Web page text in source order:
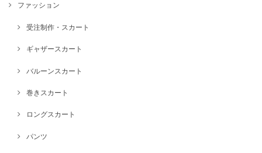
ファッション
受注制作・スカート
ギャザースカート
バルーンスカート
巻きスカート
ロングスカート
パンツ